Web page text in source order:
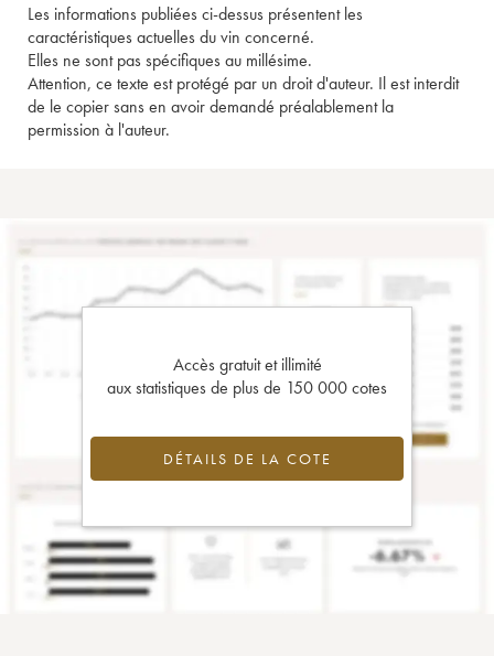
Les informations publiées ci-dessus présentent les
caractéristiques actuelles du vin concerné.
Elles ne sont pas spécifiques au millésime.
Attention, ce texte est protégé par un droit d'auteur. Il est interdit
de le copier sans en avoir demandé préalablement la
permission à l'auteur.
Accès gratuit et illimité
aux statistiques de plus de 150 000 cotes
DÉTAILS DE LA COTE